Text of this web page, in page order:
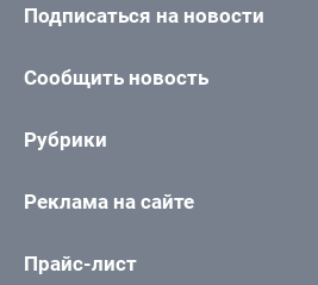
Подписаться на новости
Сообщить новость
Рубрики
Реклама на сайте
Прайс-лист